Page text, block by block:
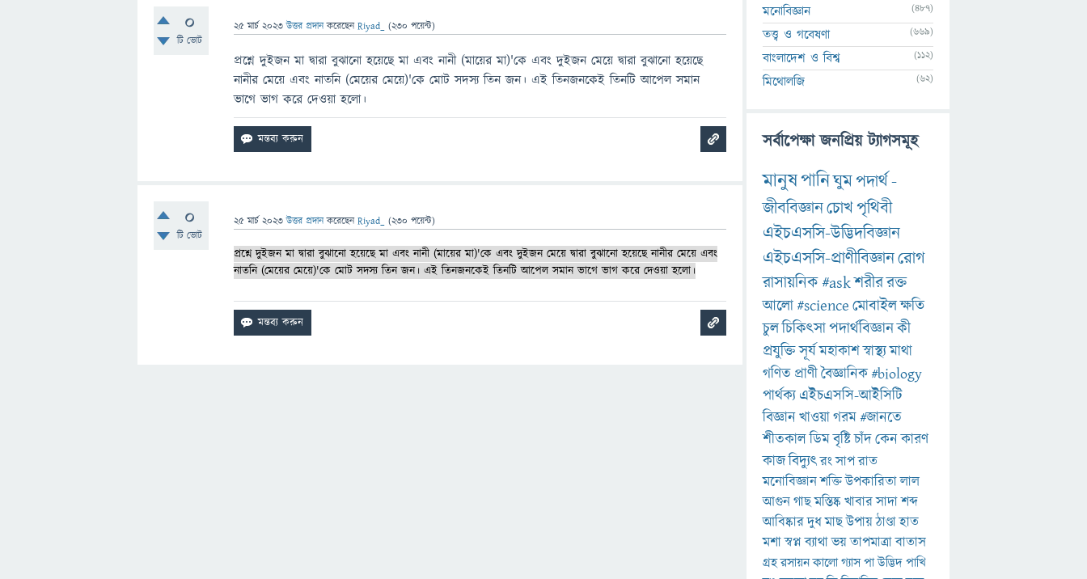
0
টি ভোট
25 মার্চ 2023 উত্তর প্রদান করেছেনRiyad_ (230 পয়েন্ট)
প্রশ্নে দুইজন মা দ্বারা বুঝানো হয়েছে মা এবং নানী (মায়ের মা)'কে এবং দুইজন মেয়ে দ্বারা বুঝানো হয়েছে
নানীর মেয়ে এবং নাতনি (মেয়ের মেয়ে)'কে মোট সদস্য তিন জন। এই তিনজনকেই তিনটি আপেল সমান
ভাগে ভাগ করে দেওয়া হলো।
0
টি ভোট
25 মার্চ 2023 উত্তর প্রদান করেছেনRiyad_ (230 পয়েন্ট)
প্রশ্নে দুইজন মা দ্বারা বুঝানো হয়েছে মা এবং নানী (মায়ের মা)'কে এবং দুইজন মেয়ে দ্বারা বুঝানো হয়েছে নানীর মেয়ে এবং
নাতনি (মেয়ের মেয়ে)'কে মোট সদস্য তিন জন। এই তিনজনকেই তিনটি আপেল সমান ভাগে ভাগ করে দেওয়া হলো।
মনোবিজ্ঞান (487)
তত্ত্ব ও গবেষণা (669)
বাংলাদেশ ও বিশ্ব (112)
মিথোলজি (62)
সর্বাপেক্ষা জনপ্রিয় ট্যাগসমূহ
মানুষপানিঘুমপদার্থ-
জীববিজ্ঞানচোখপৃথিবী
এইচএসসি-উদ্ভিদবিজ্ঞান
এইচএসসি-প্রাণীবিজ্ঞানরোগ
রাসায়নিক#askশরীররক্ত
আলো#scienceমোবাইলক্ষতি
চুলচিকিৎসাপদার্থবিজ্ঞানকী
প্রযুক্তিসূর্যমহাকাশস্বাস্থ্যমাথা
গণিত প্রাণীবৈজ্ঞানিক#biology
পার্থক্য এইচএসসি-আইসিটি
বিজ্ঞানখাওয়াগরম#জানতে
শীতকালডিমবৃষ্টিচাঁদকেনকারণ
কাজবিদ্যুৎরংসাপরাত
মনোবিজ্ঞানশক্তিউপকারিতালাল
আগুনগাছমস্তিষ্কখাবারসাদাশব্দ
আবিষ্কারদুধমাছউপায়ঠাণ্ডাহাত
মশাস্বপ্নব্যাথাভয়তাপমাত্রাবাতাস
গ্রহরসায়নকালোগ্যাসপাউদ্ভিদপাখি